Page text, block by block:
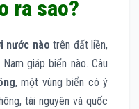
ra sao?
nước nào trên đất liền,
giáp biển nào. Câu
, một vùng biển có ý
tài nguyên và quốc